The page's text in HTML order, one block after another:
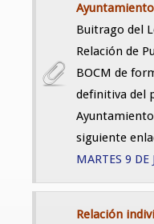
Ayuntamiento
Buitrago del
Relación de
BOCM de
definitiva del
siguiente
MARTES 9
Relación